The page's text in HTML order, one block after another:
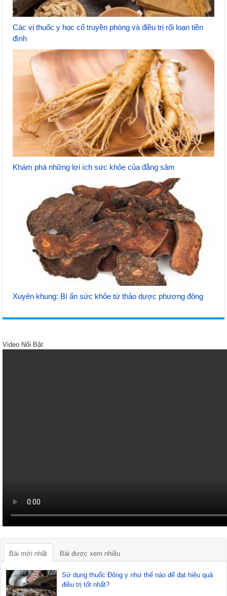
Các vị thuốc y học cổ truyền phòng và điều trị rối loạn tiền
đình
Khám phá những lợi ích sức khỏe của đằng sâm
Xuyên khung: Bí ẩn sức khỏe từ thảo dược phương đông
Video Nổi Bật
Bài mới nhất Bài được xem nhiều
Sử dụng thuốc Đông y như thế nào để đạt hiệu quả
điều trị tốt nhất?